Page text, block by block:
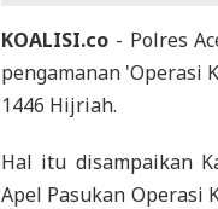
KOALISI.co - Polres
pengamanan 'Operasi
1446 Hijriah.
Hal itu disampaikan
Apel Pasukan Operasi